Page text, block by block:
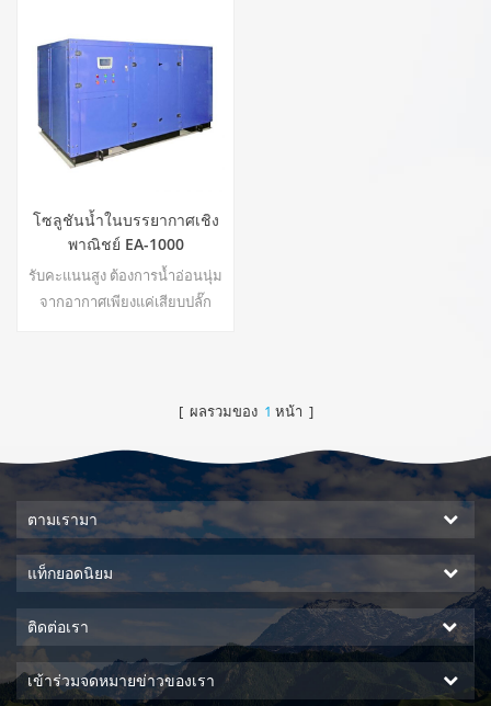
โซลูชันน้ำในบรรยากาศเชิง
พาณิชย์ EA-1000
รับคะแนนสูง ต้องการน้ำอ่อนนุ่ม
จากอากาศเพียงแค่เสียบปลั๊ก
ดื่มน้ำที่ปลอดภัยและอุดม[ ผลรวมของ 1 หน้า ]
ตามเรามา
แท็กยอดนิยม
ติดต่อเรา
เข้าร่วมจดหมายข่าวของเรา